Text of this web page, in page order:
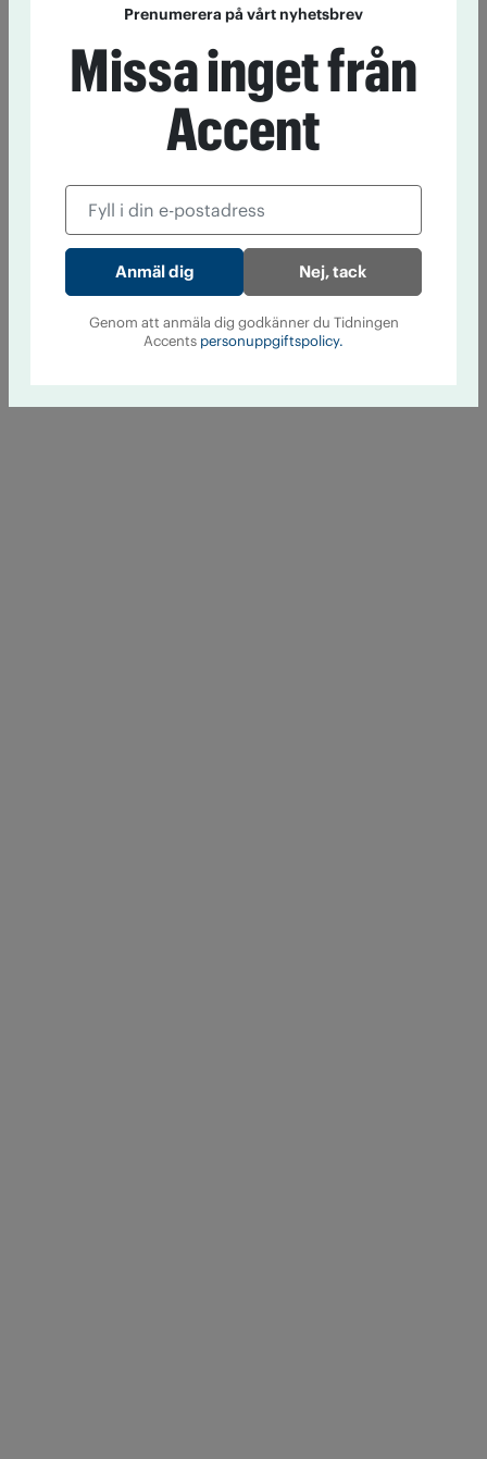
Prenumerera på vårt nyhetsbrev
Missa inget från
Accent
Nej, tack
Genom att anmäla dig godkänner du Tidningen
Accents personuppgiftspolicy.